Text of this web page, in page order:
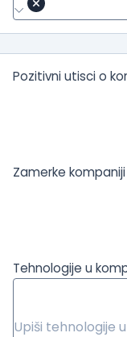
Pozitivni utisci o
Zamerke kompaniji
Tehnologije u
Upiši tehnologije